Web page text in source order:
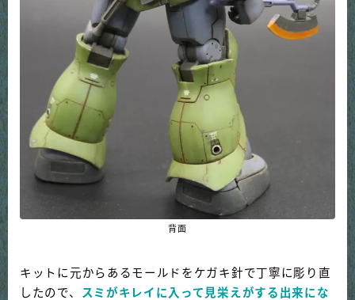
背面
キットに元からあるモールドをケガキ針で丁寧に彫り直
したので、
スミがキレイに入って見栄えがする出来にな